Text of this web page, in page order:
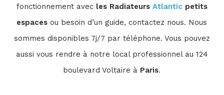
fonctionnement avec les Radiateurs Atlantic petits
espaces ou besoin d’un guide, contactez nous. Nous
sommes disponibles 7j/7 par téléphone. Vous pouvez
aussi vous rendre à notre local professionnel au 124
boulevard Voltaire à Paris.